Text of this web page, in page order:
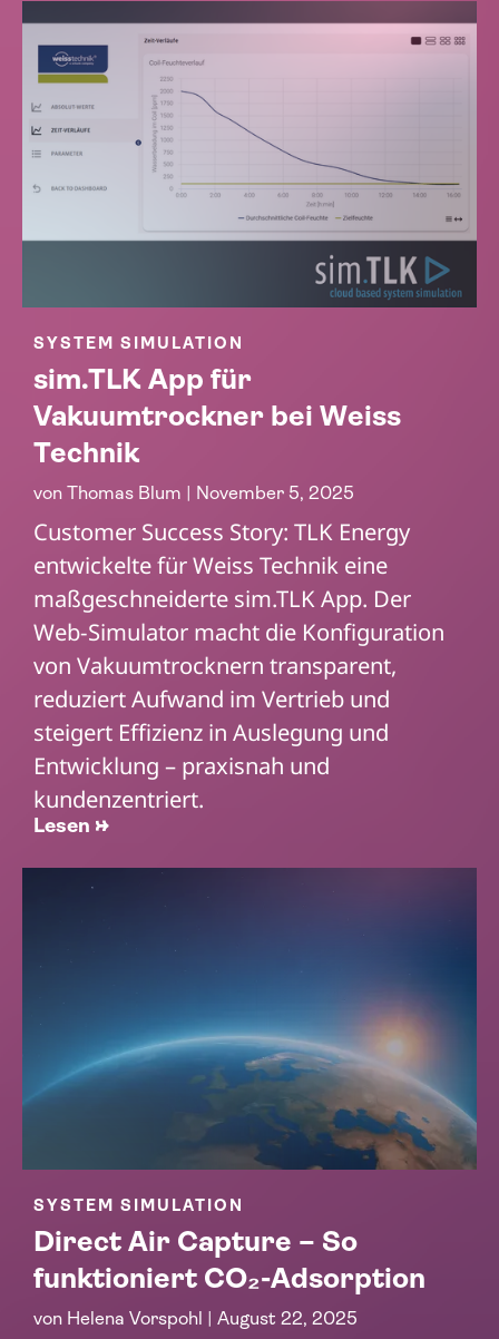
SYSTEM SIMULATION
sim.TLK App für
Vakuumtrockner bei Weiss
Technik
von Thomas Blum November 5, 2025
Customer Success Story: TLK Energy
entwickelte für Weiss Technik eine
maßgeschneiderte sim.TLK App. Der
Web-Simulator macht die Konfiguration
von Vakuumtrocknern transparent,
reduziert Aufwand im Vertrieb und
steigert Effizienz in Auslegung und
Entwicklung – praxisnah und
kundenzentriert.
Lesen →
SYSTEM SIMULATION
Direct Air Capture – So
funktioniert CO₂-Adsorption
von Helena Vorspohl August 22, 2025